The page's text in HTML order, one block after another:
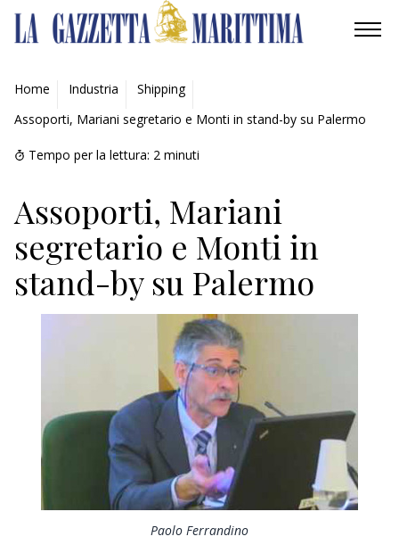
AMBIENTE
MOBILITÀ
INDUSTRIA
RICERCA
ECONOMIA
TURISMO
EDITORIALI
Home Industria
Shipping
Assoporti, Mariani segretario e Monti in stand-by su Palermo
Tempo per la lettura: 2 minuti
Assoporti, Mariani
segretario e Monti in
stand-by su Palermo
Paolo Ferrandino